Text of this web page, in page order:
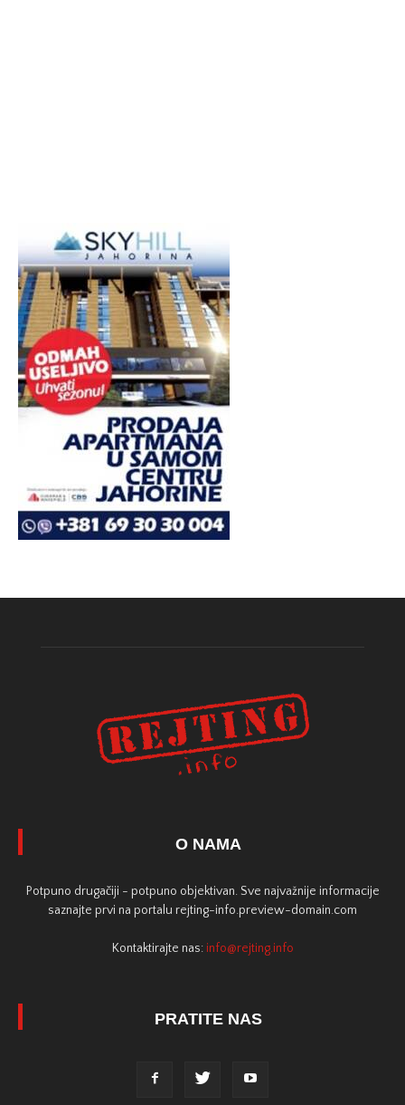
O NAMA
Potpuno drugačiji - potpuno objektivan. Sve najvažnije informacije
saznajte prvi na portalu rejting-info.preview-domain.com
Kontaktirajte nas: info@rejting.info
PRATITE NAS